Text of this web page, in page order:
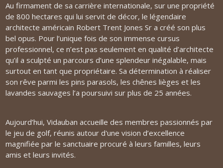
Au firmament de sa carrière internationale, sur une propriété
de 800 hectares qui lui servit de décor, le légendaire
architecte américain Robert Trent Jones Sr a créé son plus
bel opus. Pour l’unique fois de son immense cursus
professionnel, ce n’est pas seulement en qualité d’architecte
qu’il a sculpté un parcours d’une splendeur inégalable, mais
surtout en tant que propriétaire. Sa détermination à réaliser
son rêve parmi les pins parasols, les chênes lièges et les
lavandes sauvages l’a poursuivi sur plus de 25 années.
Aujourd’hui, Vidauban accueille des membres passionnés par
le jeu de golf, réunis autour d'une vision d’excellence
magnifiée par le sanctuaire procuré à leurs familles, leurs
amis et leurs invités.